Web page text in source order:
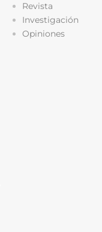
Revista
Investigación
Opiniones